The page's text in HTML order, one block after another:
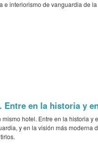
e interiorismo de vanguardia de
Entre en la historia y
hotel. Entre en la historia y
y en la visión más moderna